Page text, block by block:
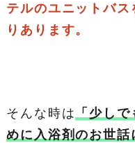
テルのユニットバ
りあります。
そんな時は 「少し
めに入浴剤のお世話